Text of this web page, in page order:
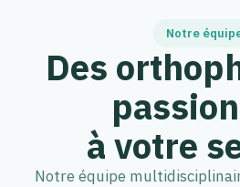
Notre
Des
à votre
Notre équipe